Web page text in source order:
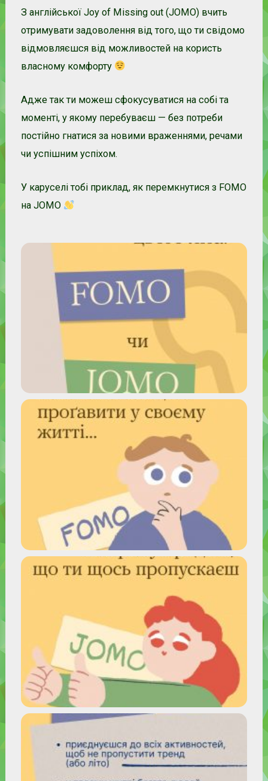
З англійської Joy of Missing out (JOMO) вчить
отримувати задоволення від того, що ти свідомо
відмовляєшся від можливостей на користь
власному комфорту
Адже так ти можеш сфокусуватися на собі та
моменті, у якому перебуваєш — без потреби
постійно гнатися за новими враженнями, речами
чи успішним успіхом.
У каруселі тобі приклад, як перемкнутися з FOMO
на JOMO